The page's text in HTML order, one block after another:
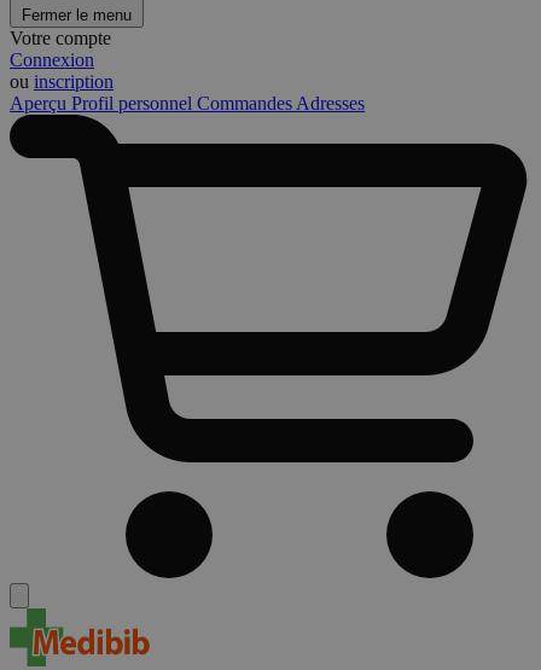
Fermer le menu
Votre compte
Connexion
ou inscription
Aperçu Profil personnel Commandes Adresses